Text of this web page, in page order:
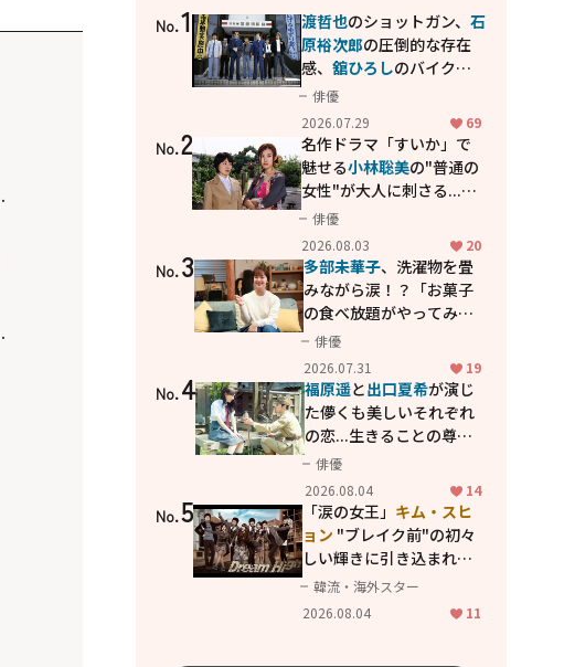
No.1 渡哲也のショットガン、石
原裕次郎の圧倒的な存在
感、舘ひろしのバイクア
クション！"大門軍団"の
カッコよさが詰まった
「西部警察 PART-II」
俳優
2026.07.29
69
No.2
名作ドラマ「すいか」で
魅せる小林聡美の"普通の
女性"が大人に刺さる...映
画「かもめ食堂」にも通
じる静かな芝居
俳優
2026.08.03
20
No.3 多部未華子、洗濯物を畳
みながら涙！？「お菓子
の食べ放題がやってみた
い」ハンディファン4台の
暑さ対策も明かす
俳優
2026.07.31
19
No.4 福原遥と出口夏希が演じ
た儚くも美しいそれぞれ
の恋...生きることの尊さ
を教えてくれた映画「あ
の花が咲く丘で、君とま
た出会えたら。」
俳優
2026.08.04
14
No.5 「涙の女王」 キム・スヒ
ョン "ブレイク前"の初々
しい輝きに引き込まれ
る...2PM テギョン
共演の青春名作「ドリー
韓流・海外スター
2026.08.04
11